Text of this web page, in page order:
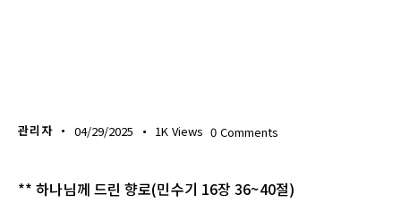
관리자 04/29/2025 1K Views 0 Comments
** 하나님께 드린 향로(민수기 16장 36~40절)